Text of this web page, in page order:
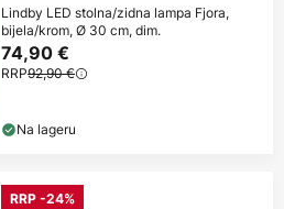
Lindby LED stolna/zidna lampa Fjora,
bijela/krom, Ø 30 cm, dim.
74,90 €
RRP92,90 €
Na lageru
RRP -24%